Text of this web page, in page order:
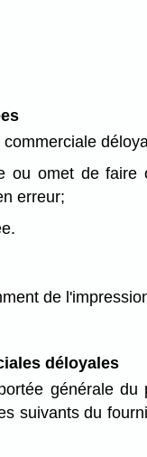
ou omet de faire
erreur;
de
déloyales
générale du
suivants du